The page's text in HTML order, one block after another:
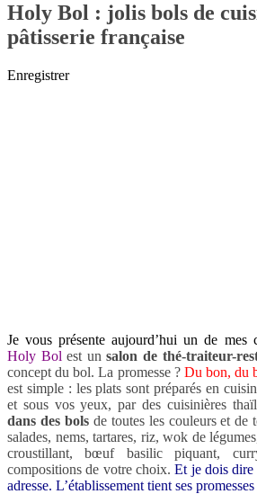
Holy Bol : jolis bols de
pâtisserie française
Enregistrer
Je vous présente aujourd’hui un de mes
Holy Bol est unsalon de thé-traiteur-
concept du bol. La promesse ? Du bon, du
est simple : les plats sont préparés en
et sous vos yeux, par des cuisinières
dans des bolsde toutes les couleurs et de
salades, nems, tartares, riz, wok de
croustillant, bœuf basilic piquant,
compositions de votre choix.Et je dois dire
adresse. L’établissement tient ses promesses